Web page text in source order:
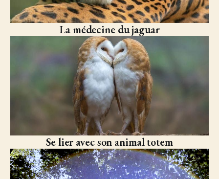
La médecine du jaguar
Se lier avec son animal totem